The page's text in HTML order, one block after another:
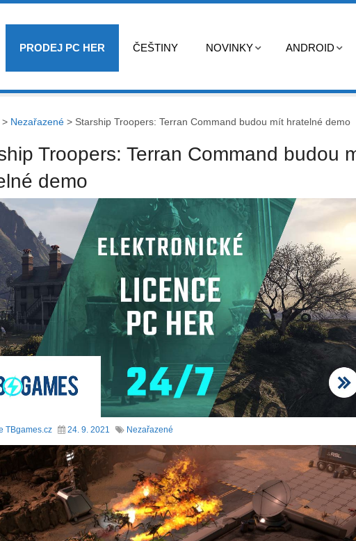
PRODEJ PC HER ČEŠTINY NOVINKY ANDROID
> Nezařazené> Starship Troopers: Terran Command budou mít hratelné demo
Troopers: Terran Command budou
demo
TBgames.cz 24. 9. 2021 Nezařazené